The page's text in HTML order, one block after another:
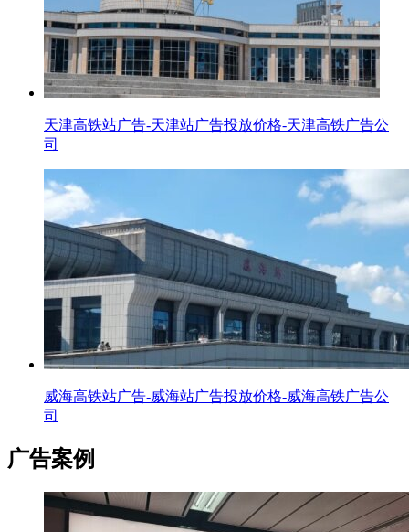
天津高铁站广告-天津站广告投放价格-天津高铁广告公
司
威海高铁站广告-威海站广告投放价格-威海高铁广告公
司
广告案例